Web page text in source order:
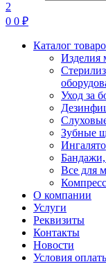
2
0 0 ₽
Каталог
Изделия
Уход за
Зубные
Бандажи,
Все для
О компании
Услуги
Реквизиты
Контакты
Новости
Условия